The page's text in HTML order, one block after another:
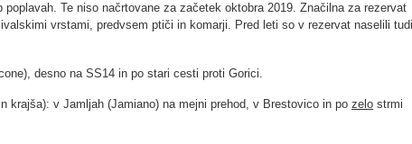
poplavah. Te niso načrtovane za začetek oktobra 2019. Značilna za rezervat
vrstami, predvsem ptiči in komarji. Pred leti so v rezervat naselili tudi
desno na SS14 in po stari cesti proti Gorici.
krajša): v Jamljah (Jamiano) na mejni prehod, v Brestovico in po zelo strmi